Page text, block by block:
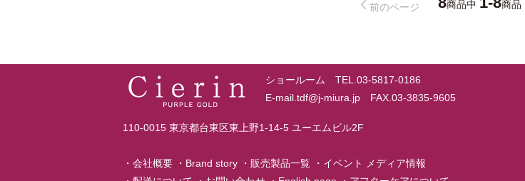
前のページ 商品中 商品
ショールーム TEL.03-5817-0186
E-mail.tdf@j-miura.jp FAX.03-3835-9605
110-0015 東京都台東区東上野1-14-5 ユーエムビル2F
・ 会社概要 ・ Brand story ・ 販売製品一覧 ・ イベント メディア情報